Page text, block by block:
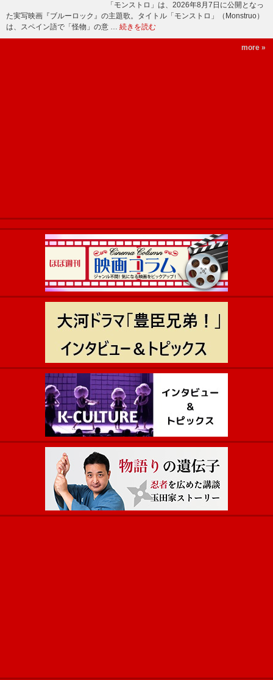
「モンストロ」は、2026年8月7日に公開となっ
た実写映画『ブルーロック』の主題歌。タイトル「モンストロ」（Monstruo）
は、スペイン語で「怪物」の意 … 続きを読む
more »